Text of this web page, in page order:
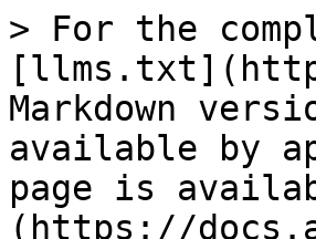
> For the
Markdown
available by
page is
(https://